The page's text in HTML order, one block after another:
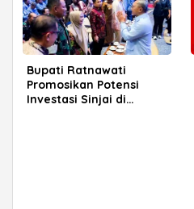
Bupati Ratnawati
Promosikan Potensi
Investasi Sinjai di